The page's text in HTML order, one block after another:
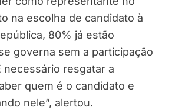
na escolha de candidato à
80% já estão
governa sem a participação
necessário resgatar a
quem é o candidato e
nele”, alertou.